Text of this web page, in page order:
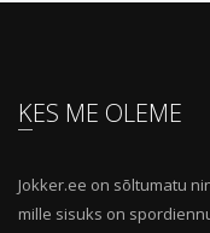
KES ME OLEME
Jokker.ee on sõltumatu
mille sisuks on